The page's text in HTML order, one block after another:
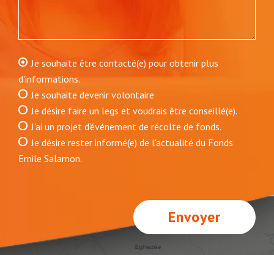
Je souhaite être contacté(e) pour obtenir plus
d'informations.
Je souhaite devenir volontaire
Je désire faire un legs et voudrais être conseillé(e).
J'ai un projet d'événement de récolte de fonds.
Je désire rester informé(e) de l'actualité du Fonds
Emile Salamon.